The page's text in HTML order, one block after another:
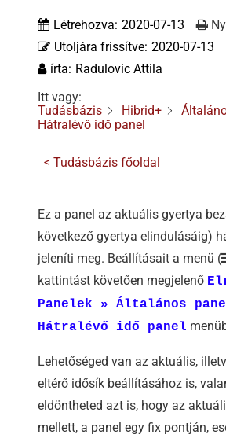
Adósegéd
Létrehozva: 2020-07-13
Utoljára frissítve: 2020-07-13
írta: Radulovic Attila
Itt vagy:
Tudásbázis
Hibrid+
Hátralévő idő panel
< Tudásbázis főoldal
Ez a panel az aktuális gyertya
következő gyertya elindulásáig)
jeleníti meg. Beállításait a menü (
kattintást követően megjelenő
Panelek » Általános
Hátralévő idő panel
Lehetőséged van az aktuális,
eltérő idősík beállításához is,
eldöntheted azt is, hogy az
mellett, a panel egy fix pontján,